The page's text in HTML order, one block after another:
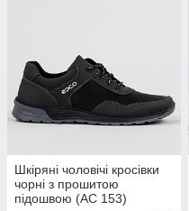
Шкіряні чоловічі кросівки
чорні з прошитою
підошвою (АС 153)